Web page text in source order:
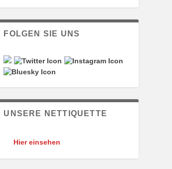
FOLGEN SIE UNS
UNSERE NETTIQUETTE
Hier einsehen